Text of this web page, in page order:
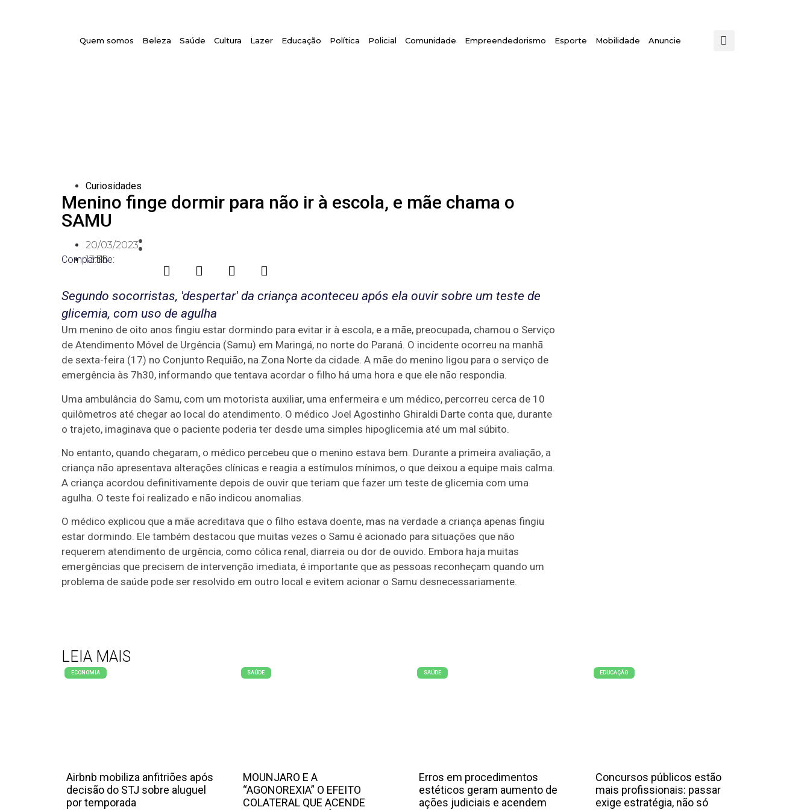
Quem somos Beleza Saúde Cultura Lazer Educação Política Policial Comunidade Empreendedorismo Esporte Mobilidade Anuncie
Curiosidades
Menino finge dormir para não ir à escola, e mãe chama o
SAMU
20/03/2023
13:38
Compartilhe:
Segundo socorristas, 'despertar' da criança aconteceu após ela ouvir sobre um teste de
glicemia, com uso de agulha
Um menino de oito anos fingiu estar dormindo para evitar ir à escola, e a mãe, preocupada, chamou o Serviço
de Atendimento Móvel de Urgência (Samu) em Maringá, no norte do Paraná. O incidente ocorreu na manhã
de sexta-feira (17) no Conjunto Requião, na Zona Norte da cidade. A mãe do menino ligou para o serviço de
emergência às 7h30, informando que tentava acordar o filho há uma hora e que ele não respondia.
Uma ambulância do Samu, com um motorista auxiliar, uma enfermeira e um médico, percorreu cerca de 10
quilômetros até chegar ao local do atendimento. O médico Joel Agostinho Ghiraldi Darte conta que, durante
o trajeto, imaginava que o paciente poderia ter desde uma simples hipoglicemia até um mal súbito.
No entanto, quando chegaram, o médico percebeu que o menino estava bem. Durante a primeira avaliação, a
criança não apresentava alterações clínicas e reagia a estímulos mínimos, o que deixou a equipe mais calma.
A criança acordou definitivamente depois de ouvir que teriam que fazer um teste de glicemia com uma
agulha. O teste foi realizado e não indicou anomalias.
O médico explicou que a mãe acreditava que o filho estava doente, mas na verdade a criança apenas fingiu
estar dormindo. Ele também destacou que muitas vezes o Samu é acionado para situações que não
requerem atendimento de urgência, como cólica renal, diarreia ou dor de ouvido. Embora haja muitas
emergências que precisem de intervenção imediata, é importante que as pessoas reconheçam quando um
problema de saúde pode ser resolvido em outro local e evitem acionar o Samu desnecessariamente.
LEIA MAIS
ECONOMIA
Airbnb mobiliza anfitriões após
decisão do STJ sobre aluguel
por temporada
SAÚDE
MOUNJARO E A
“AGONOREXIA” O EFEITO
COLATERAL QUE ACENDE
SAÚDE
Erros em procedimentos
estéticos geram aumento de
ações judiciais e acendem
EDUCAÇÃO
Concursos públicos estão
mais profissionais: passar
exige estratégia, não só